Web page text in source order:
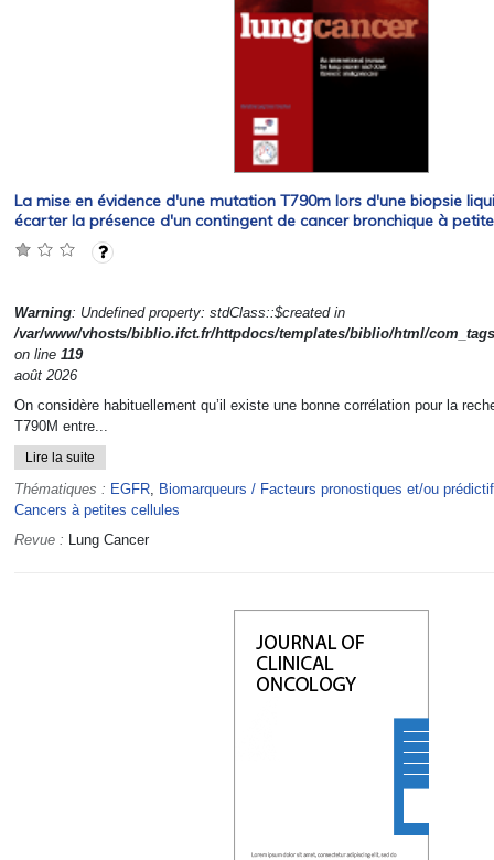
La mise en évidence d'une mutation T790m lors d'une biopsie
écarter la présence d'un contingent de cancer bronchique à
Warning: Undefined property: stdClass::$created in
/var/www/vhosts/biblio.ifct.fr/httpdocs/templates/biblio/html/
on line 119
août 2026
On considère habituellement qu’il existe une bonne corrélation pour la
T790M entre...
Lire la suite
Thématiques : EGFR, Biomarqueurs / Facteurs pronostiques et/ou
Cancers à petites cellules
Revue : Lung Cancer